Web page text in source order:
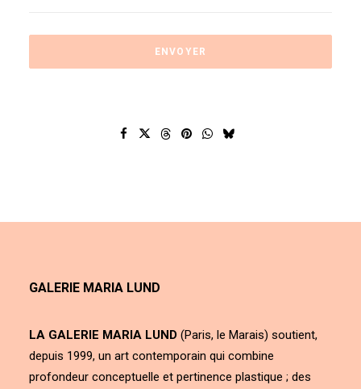
GALERIE MARIA LUND
LA GALERIE MARIA LUND (Paris, le Marais) soutient,
depuis 1999, un art contemporain qui combine
profondeur conceptuelle et pertinence plastique ; des